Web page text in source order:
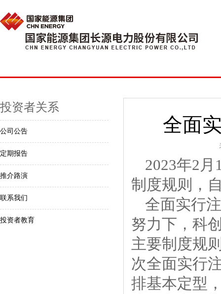
投资者关系
公司公告
定期报告
推介路演
联系我们
投资者教育
全面
2023年2
制度规则，
全面实行
努力下，科
主要制度规
次全面实行
排基本定型